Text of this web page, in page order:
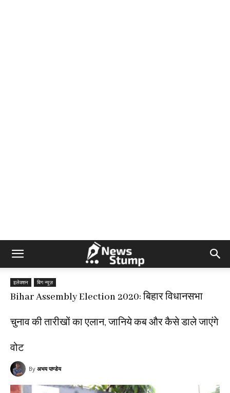
इलेक्शन बिग न्यूज़
Bihar Assembly Election 2020: बिहार विधानसभा
चुनाव की तारीखों का एलान, जानिये कब और कैसे डाले जाएंगे
वोट
By अभय पाण्डेय